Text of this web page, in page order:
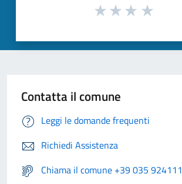
Contatta il comune
Leggi le domande frequenti
Richiedi Assistenza
Chiama il comune +39 035 924111